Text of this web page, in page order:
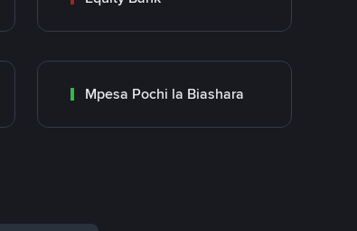
Mpesa Pochi la Biashara